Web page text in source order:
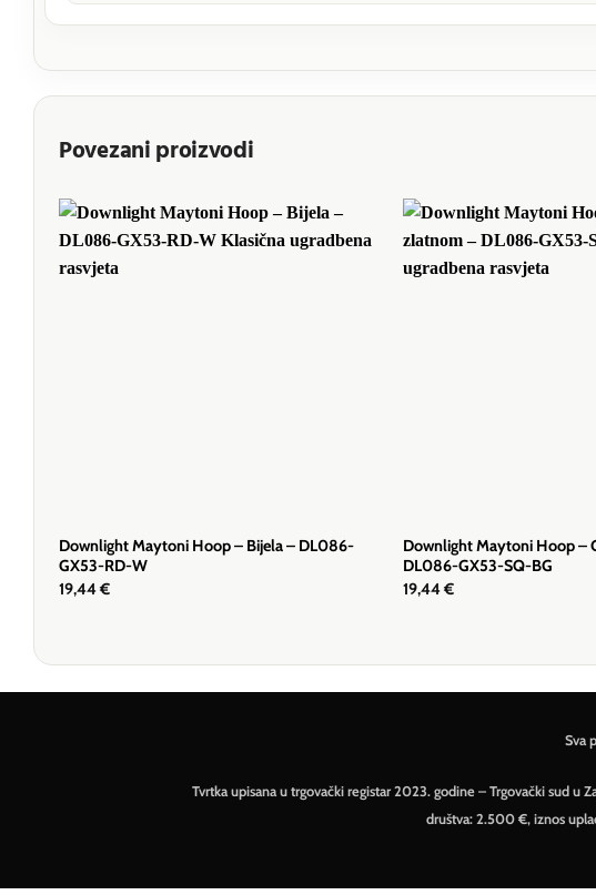
Povezani proizvodi
Downlight Maytoni Hoop – Bijela – DL086-
GX53-RD-W
19,44€
Downlight Maytoni Hoop –
DL086-GX53-SQ-BG
19,44€
Sva
Tvrtka upisana u trgovački registar 2023. godine – Trgovački sud
društva: 2.500 €, iznos